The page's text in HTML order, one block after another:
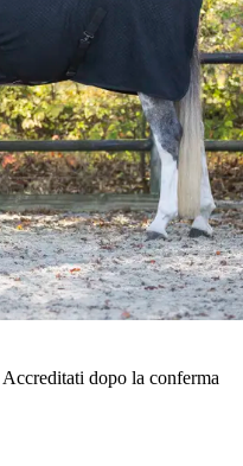
Accreditati dopo la conferma